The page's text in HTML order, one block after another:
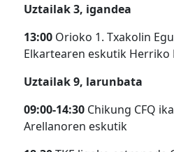
Uztailak 3, igandea
13:00 Orioko 1. Txakolin
Elkartearen eskutik Herriko
Uztailak 9, larunbata
09:00-14:30 Chikung CFQ
Arellanoren eskutik